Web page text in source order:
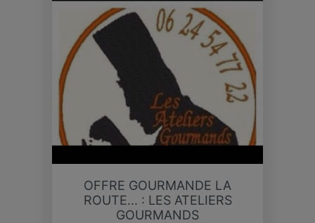
OFFRE GOURMANDE LA
ROUTE... : LES ATELIERS
GOURMANDS